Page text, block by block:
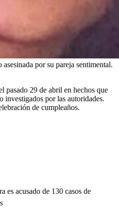
por su pareja sentimental.
pasado 29 de abril en hechos que
investigados por las autoridades.
de cumpleaños.
es acusado de 130 casos de